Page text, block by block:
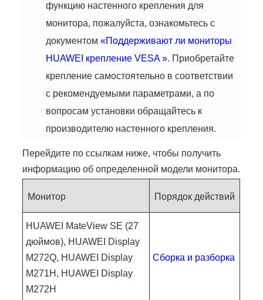
функцию настенного крепления для
монитора, пожалуйста, ознакомьтесь с
документом«Поддерживают ли мониторы
HUAWEI крепление VESA ». Приобретайте
крепление самостоятельно в соответствии
с рекомендуемыми параметрами, а по
вопросам установки обращайтесь к
производителю настенного крепления.
Перейдите по ссылкам ниже, чтобы получить
информацию об определенной модели монитора.
Монитор Порядок действий
HUAWEI MateView SE (27
дюймов), HUAWEI Display
M272Q, HUAWEI Display
M271H, HUAWEI Display
M272H
Сборка и разборка